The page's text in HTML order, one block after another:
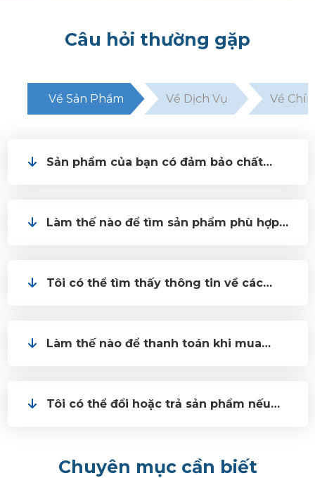
Câu hỏi thường gặp
Về Sản Phẩm Về Dịch Vụ Về
Sản phẩm của bạn có đảm bảo chất
Làm thế nào để tìm sản phẩm phù hợp
Tôi có thể tìm thấy thông tin về các
Làm thế nào để thanh toán khi mua
Tôi có thể đổi hoặc trả sản phẩm nếu
Chuyên mục cần biết